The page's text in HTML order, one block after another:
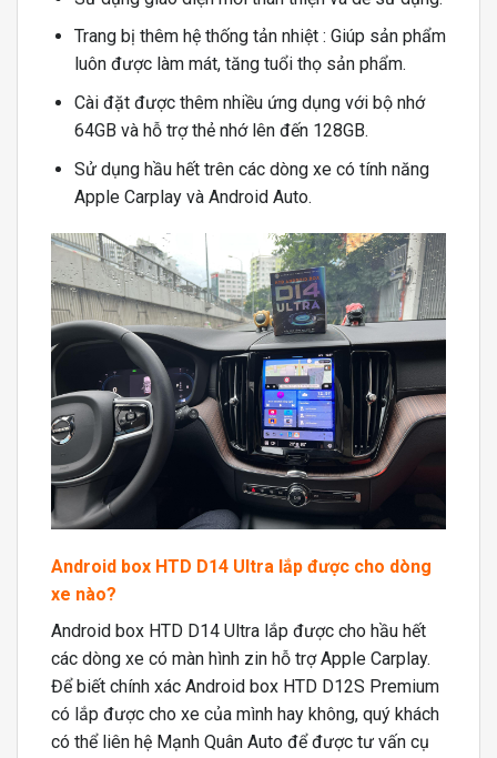
Trang bị thêm hệ thống tản nhiệt : Giúp sản phẩm
luôn được làm mát, tăng tuổi thọ sản phẩm.
Cài đặt được thêm nhiều ứng dụng với bộ nhớ
64GB và hỗ trợ thẻ nhớ lên đến 128GB.
Sử dụng hầu hết trên các dòng xe có tính năng
Apple Carplay và Android Auto.
Android box HTD D14 Ultra lắp được cho dòng
xe nào?
Android box HTD D14 Ultra lắp được cho hầu hết
các dòng xe có màn hình zin hỗ trợ Apple Carplay.
Để biết chính xác Android box HTD D12S Premium
có lắp được cho xe của mình hay không, quý khách
có thể liên hệ Mạnh Quân Auto để được tư vấn cụ